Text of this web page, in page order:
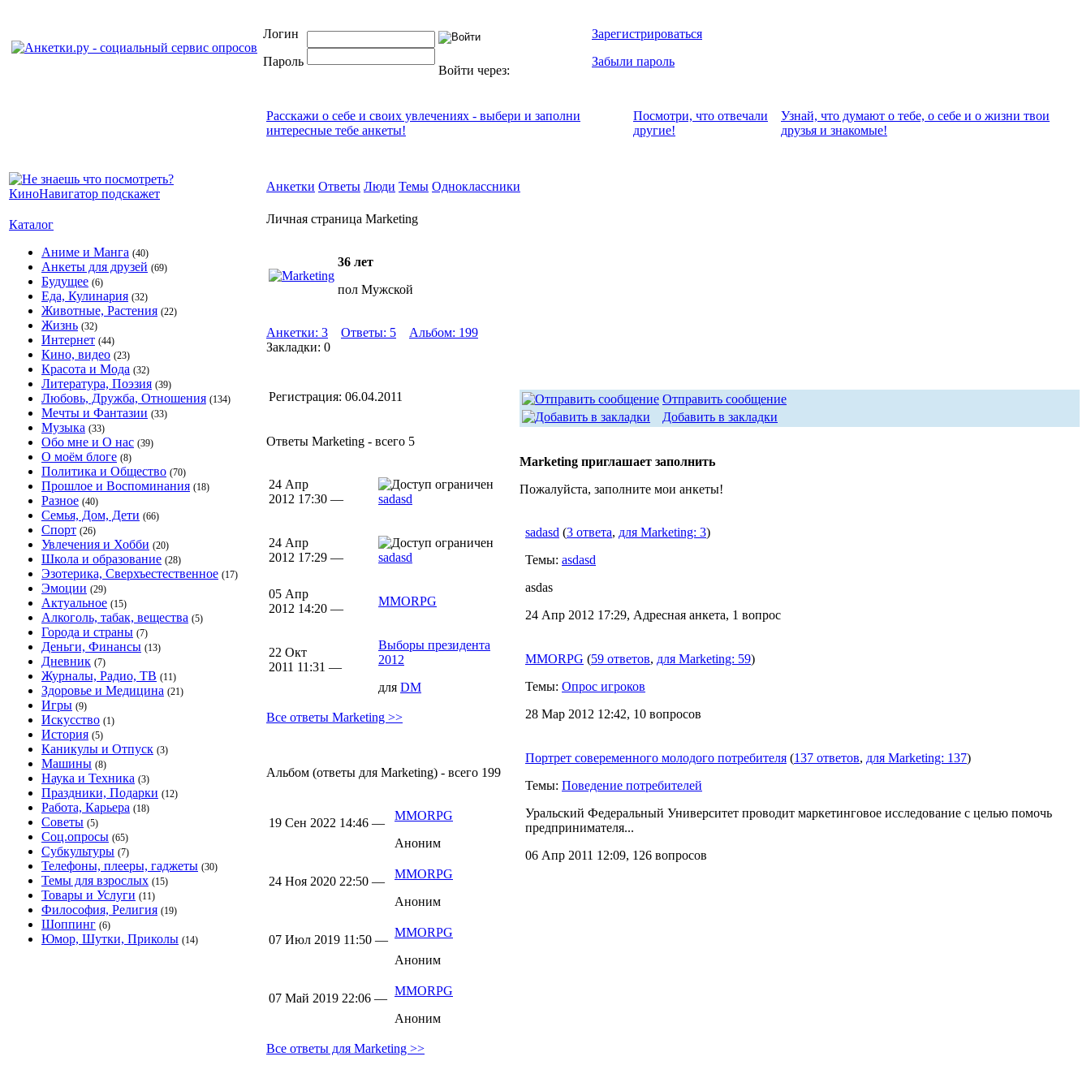
Логин
Пароль
Войти через:
Зарегистрироваться
Забыли пароль
Каталог
Аниме и Манга (40)
Анкеты для друзей (69)
Будущее (6)
Еда, Кулинария (32)
Животные, Растения (22)
Жизнь (32)
Интернет (44)
Кино, видео (23)
Красота и Мода (32)
Литература, Поэзия (39)
Любовь, Дружба, Отношения (134)
Мечты и Фантазии (33)
Музыка (33)
Обо мне и О нас (39)
О моём блоге (8)
Политика и Общество (70)
Прошлое и Воспоминания (18)
Разное (40)
Семья, Дом, Дети (66)
Спорт (26)
Увлечения и Хобби (20)
Школа и образование (28)
Эзотерика, Сверхъестественное (17)
Эмоции (29)
Актуальное (15)
Алкоголь, табак, вещества (5)
Города и страны (7)
Деньги, Финансы (13)
Дневник (7)
Журналы, Радио, ТВ (11)
Здоровье и Медицина (21)
Игры (9)
Искусство (1)
История (5)
Каникулы и Отпуск (3)
Машины (8)
Наука и Техника (3)
Праздники, Подарки (12)
Работа, Карьера (18)
Советы (5)
Соц.опросы (65)
Субкультуры (7)
Телефоны, плееры, гаджеты (30)
Темы для взрослых (15)
Товары и Услуги (11)
Философия, Религия (19)
Шоппинг (6)
Юмор, Шутки, Приколы (14)
Расскажи о себе и своих увлечениях - выбери и заполни
интересные тебе анкеты!
Посмотри, что отвeчали
другие!
Узнай, что думают о тебе, о себе и о жизни твои
друзья и знакомые!
Анкетки Ответы Люди Темы Одноклассники
Личная страница Marketing
36 лет
пол Мужской
Анкетки: 3 Ответы: 5
Альбом: 199
Закладки: 0
Регистрация: 06.04.2011
Ответы Marketing - всего 5
24 Апр
2012 17:30 —
sadasd
24 Апр
2012 17:29 —
sadasd
05 Апр
2012 14:20 —
MMORPG
22 Окт
2011 11:31 —
Выборы президента
2012
для DM
Все ответы Marketing >>
Альбом (ответы для Marketing) - всего 199
19 Сен 2022 14:46 —
MMORPG
Аноним
24 Ноя 2020 22:50 —
MMORPG
Аноним
07 Июл 2019 11:50 —
MMORPG
Аноним
07 Май 2019 22:06 —
MMORPG
Аноним
Все ответы для Marketing >>
Отправить сообщение
Добавить в закладки
Marketing приглашает заполнить
Пожалуйста, заполните мои анкеты!
sadasd (3 ответа, для Marketing: 3)
Темы: asdasd
asdas
24 Апр 2012 17:29, Адресная анкета, 1 вопрос
MMORPG (59 ответов, для Marketing: 59)
Темы: Опрос игроков
28 Мар 2012 12:42, 10 вопросов
Портрет совеременного молодого потребителя (137 ответов, для Marketing: 137)
Темы: Поведение потребителей
Уральский Федеральный Университет проводит маркетинговое исследование с целью помочь
предпринимателя...
06 Апр 2011 12:09, 126 вопросов